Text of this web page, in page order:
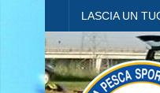
LASCIA UN